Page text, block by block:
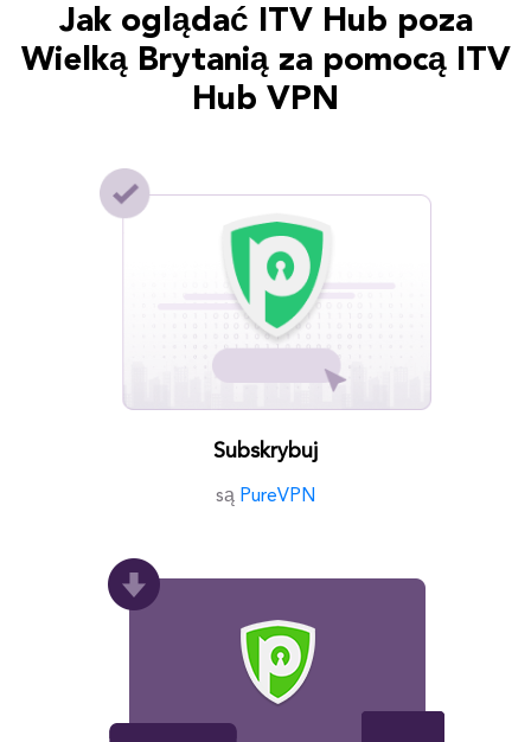
Jak oglądać ITV Hub poza
Wielką Brytanią za pomocą ITV
Hub VPN
Subskrybuj
są PureVPN